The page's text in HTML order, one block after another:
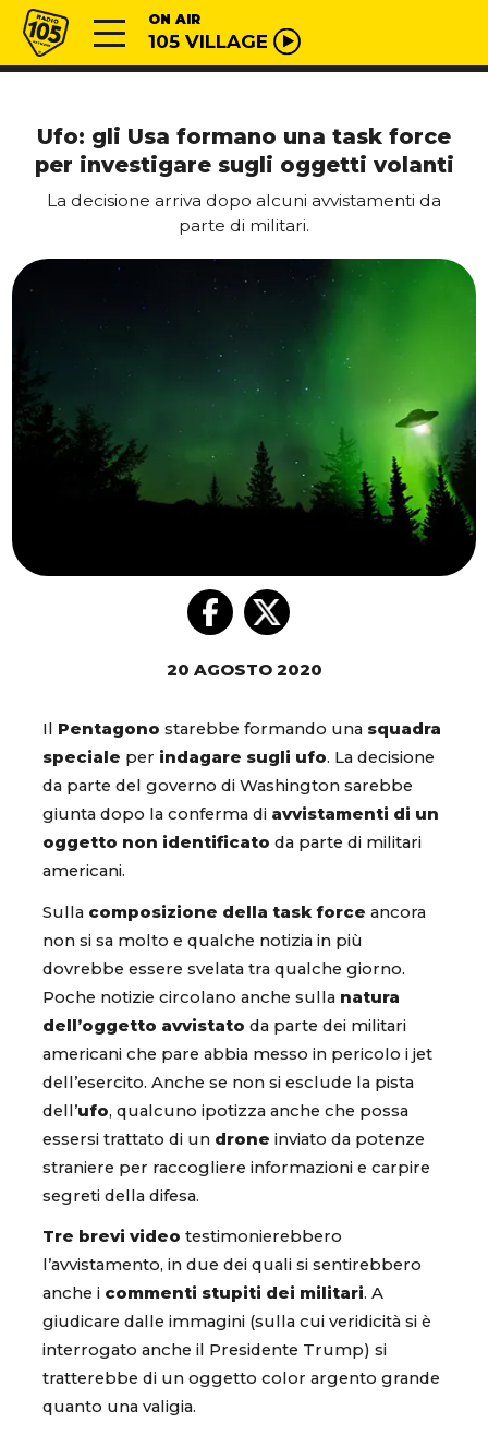
Vai al contenuto
Radio 105 ON AIR
105 VILLAGE
Ufo: gli Usa formano una task force
per investigare sugli oggetti volanti
La decisione arriva dopo alcuni avvistamenti da
parte di militari.
20 AGOSTO 2020
Il Pentagono starebbe formando una squadra
speciale per indagare sugli ufo. La decisione
da parte del governo di Washington sarebbe
giunta dopo la conferma di avvistamenti di un
oggetto non identificato da parte di militari
americani.
Sulla composizione della task force ancora
non si sa molto e qualche notizia in più
dovrebbe essere svelata tra qualche giorno.
Poche notizie circolano anche sulla natura
dell’oggetto avvistato da parte dei militari
americani che pare abbia messo in pericolo i jet
dell’esercito. Anche se non si esclude la pista
dell’ufo, qualcuno ipotizza anche che possa
essersi trattato di un drone inviato da potenze
straniere per raccogliere informazioni e carpire
segreti della difesa.
Tre brevi video testimonierebbero
l’avvistamento, in due dei quali si sentirebbero
anche i commenti stupiti dei militari. A
giudicare dalle immagini (sulla cui veridicità si è
interrogato anche il Presidente Trump) si
tratterebbe di un oggetto color argento grande
quanto una valigia.